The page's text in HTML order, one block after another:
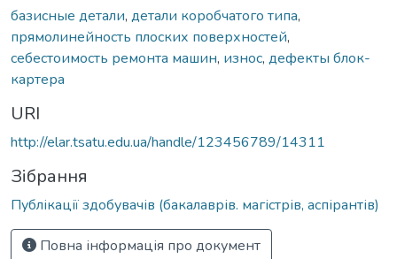
базисные детали, детали коробчатого типа,
прямолинейность плоских поверхностей,
себестоимость ремонта машин, износ, дефекты блок-
картера
URI
http://elar.tsatu.edu.ua/handle/123456789/14311
Зібрання
Публікації здобувачів (бакалаврів. магістрів, аспірантів)
Повна інформація про документ